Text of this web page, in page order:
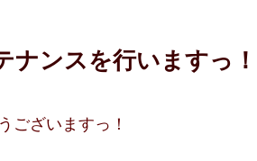
ナンスを行いますっ！
ございますっ！